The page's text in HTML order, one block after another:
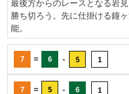
最後方からのレースとなる岩
勝ち切ろう。先に仕掛ける鐘
能。
7 = 6 - 5 1
7 = 5 - 6 1